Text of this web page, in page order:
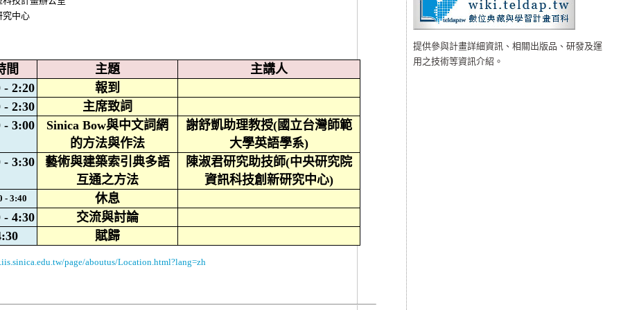
提供參與計畫詳細資訊、相關出版品、研發及運
用之技術等資訊介紹。
究中心
間 主題
主講人
- 2:20
報到
- 2:30
主席致詞
- 3:00
Sinica Bow與中文詞網
的方法與作法
謝舒凱助理教授(國立台灣師範
大學英語學系)
- 3:30
藝術與建築索引典多語
互通之方法
陳淑君研究助技師(中央研究院
資訊科技創新研究中心)
- 3:40
休息
- 4:30
交流與討論
賦歸
page/aboutus/Location.html?lang=zh